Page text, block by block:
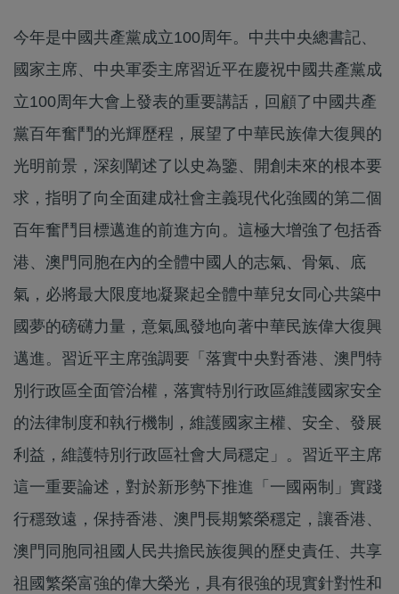
今年是中國共產黨成立100周年。中共中央總書記、
國家主席、中央軍委主席習近平在慶祝中國共產黨成
立100周年大會上發表的重要講話，回顧了中國共產
黨百年奮鬥的光輝歷程，展望了中華民族偉大復興的
光明前景，深刻闡述了以史為鑒、開創未來的根本要
求，指明了向全面建成社會主義現代化強國的第二個
百年奮鬥目標邁進的前進方向。這極大增強了包括香
港、澳門同胞在內的全體中國人的志氣、骨氣、底
氣，必將最大限度地凝聚起全體中華兒女同心共築中
國夢的磅礴力量，意氣風發地向著中華民族偉大復興
邁進。習近平主席強調要「落實中央對香港、澳門特
別行政區全面管治權，落實特別行政區維護國家安全
的法律制度和執行機制，維護國家主權、安全、發展
利益，維護特別行政區社會大局穩定」。習近平主席
這一重要論述，對於新形勢下推進「一國兩制」實踐
行穩致遠，保持香港、澳門長期繁榮穩定，讓香港、
澳門同胞同祖國人民共擔民族復興的歷史責任、共享
祖國繁榮富強的偉大榮光，具有很強的現實針對性和